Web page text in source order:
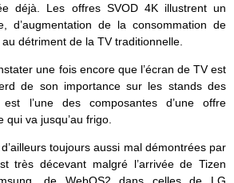
déjà. Les offres SVOD 4K illustrent un
d’augmentation de la consommation de
détriment de la TV traditionnelle.
une fois encore que l’écran de TV est
de son importance sur les stands des
l’une des composantes d’une offre
va jusqu’au frigo.
toujours aussi mal démontrées par
très décevant malgré l’arrivée de Tizen